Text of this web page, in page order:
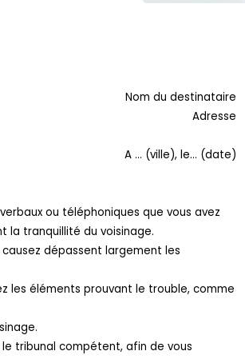
Nom du destinataire
Adresse
A … (ville), le… (date)
ou téléphoniques que vous avez
la tranquillité du voisinage.
dépassent largement les
les éléments prouvant le trouble, comme
tribunal compétent, afin de vous